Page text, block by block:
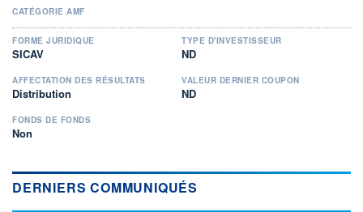
CATÉGORIE AMF
FORME JURIDIQUE
SICAV
TYPE D'INVESTISSEUR
ND
AFFECTATION DES RÉSULTATS
Distribution
VALEUR DERNIER COUPON
ND
FONDS DE FONDS
Non
DERNIERS COMMUNIQUÉS